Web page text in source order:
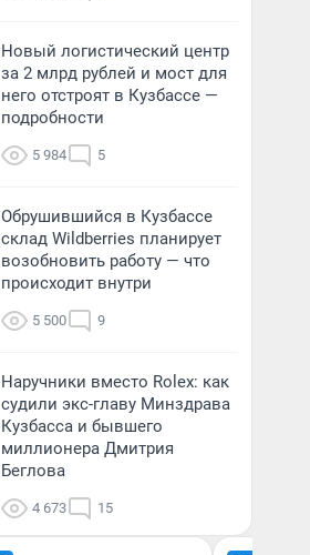
Новый логистический центр
за 2 млрд рублей и мост для
него отстроят в Кузбассе —
подробности
5 984 5
Обрушившийся в Кузбассе
склад Wildberries планирует
возобновить работу — что
происходит внутри
5 500 9
Наручники вместо Rolex: как
судили экс-главу Минздрава
Кузбасса и бывшего
миллионера Дмитрия
Беглова
4 673 15